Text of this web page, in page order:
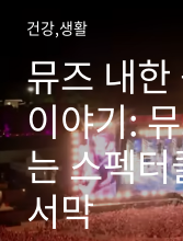
건강,생활
뮤즈 내
이야기:
는 스펙
서막